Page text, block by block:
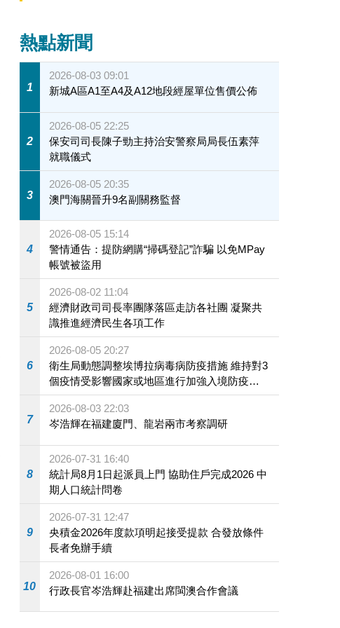
熱點新聞
1
2026-08-03 09:01
新城A區A1至A4及A12地段經屋單位售價公佈
2
2026-08-05 22:25
保安司司長陳子勁主持治安警察局局長伍素萍
就職儀式
3
2026-08-05 20:35
澳門海關晉升9名副關務監督
4
2026-08-05 15:14
警情通告：提防網購“掃碼登記”詐騙 以免MPay
帳號被盜用
5
2026-08-02 11:04
經濟財政司司長率團隊落區走訪各社團 凝聚共
識推進經濟民生各項工作
6
2026-08-05 20:27
衛生局動態調整埃博拉病毒病防疫措施 維持對3
個疫情受影響國家或地區進行加強入境防疫措
施
7
2026-08-03 22:03
岑浩輝在福建廈門、龍岩兩市考察調研
8
2026-07-31 16:40
統計局8月1日起派員上門 協助住戶完成2026 中
期人口統計問卷
9
2026-07-31 12:47
央積金2026年度款項明起接受提款 合發放條件
長者免辦手續
10
2026-08-01 16:00
行政長官岑浩輝赴福建出席閩澳合作會議